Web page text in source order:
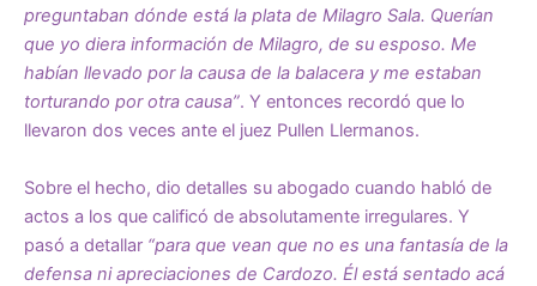
preguntaban dónde está la plata de Milagro Sala. Querían
que yo diera información de Milagro, de su esposo. Me
habían llevado por la causa de la balacera y me estaban
torturando por otra causa”. Y entonces recordó que lo
llevaron dos veces ante el juez Pullen Llermanos.
Sobre el hecho, dio detalles su abogado cuando habló de
actos a los que calificó de absolutamente irregulares. Y
pasó a detallar “para que vean que no es una fantasía de la
defensa ni apreciaciones de Cardozo. Él está sentado acá